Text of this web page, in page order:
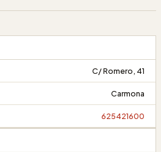
C/ Romero, 41
Carmona
625421600